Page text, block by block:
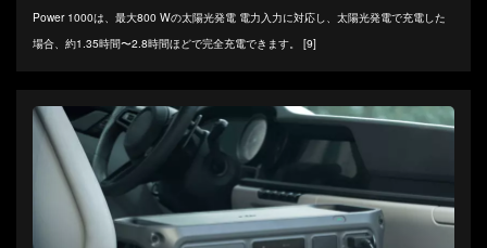
Power 1000は、最大800 Wの太陽光発電 電力入力に対応し、太陽光発電で充電した
場合、約1.35時間〜2.8時間ほどで完全充電できます。 [9]